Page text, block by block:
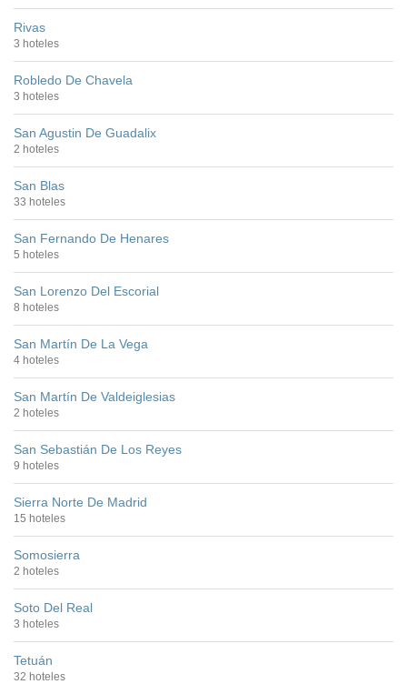
Rivas
3 hoteles
Robledo De Chavela
3 hoteles
San Agustin De Guadalix
2 hoteles
San Blas
33 hoteles
San Fernando De Henares
5 hoteles
San Lorenzo Del Escorial
8 hoteles
San Martín De La Vega
4 hoteles
San Martín De Valdeiglesias
2 hoteles
San Sebastián De Los Reyes
9 hoteles
Sierra Norte De Madrid
15 hoteles
Somosierra
2 hoteles
Soto Del Real
3 hoteles
Tetuán
32 hoteles